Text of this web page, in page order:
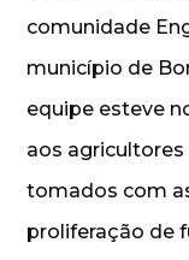
comunidade
município de
equipe esteve
aos
tomados com
proliferação de